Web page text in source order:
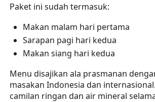
Paket ini sudah termasuk:
Makan malam hari pertama
Sarapan pagi hari kedua
Makan siang hari kedua
Menu disajikan ala prasmanan
masakan Indonesia dan
camilan ringan dan air mineral